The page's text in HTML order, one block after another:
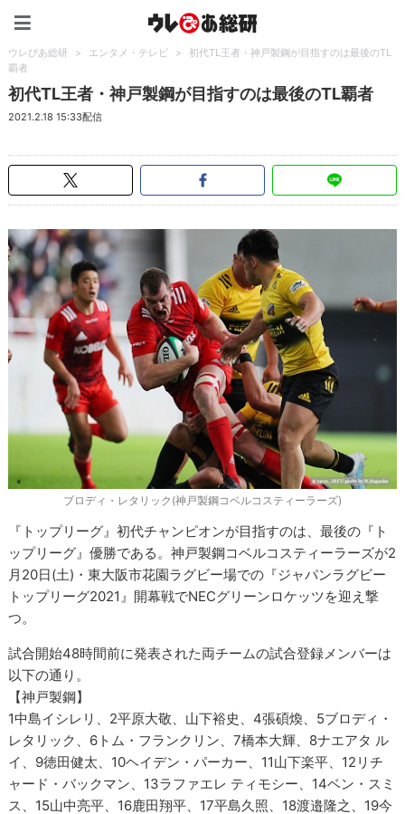
ウレぴあ総研 > エンタメ・テレビ >
初代TL王者・神戸製鋼が目指すのは最後のTL
覇者
初代TL王者・神戸製鋼が目指すのは最後のTL覇者
2021.2.18 15:33配信
ブロディ・レタリック(神戸製鋼コベルコスティーラーズ)
『トップリーグ』初代チャンピオンが目指すのは、最後の『ト
ップリーグ』優勝である。神戸製鋼コベルコスティーラーズが2
月20日(土)・東大阪市花園ラグビー場での『ジャパンラグビー
トップリーグ2021』開幕戦でNECグリーンロケッツを迎え撃
つ。
試合開始48時間前に発表された両チームの試合登録メンバーは
以下の通り。
【神戸製鋼】
1中島イシレリ、2平原大敬、山下裕史、4張碩煥、5ブロディ・
レタリック、6トム・フランクリン、7橋本大輝、8ナエアタ ル
イ、9徳田健太、10ヘイデン・パーカー、11山下楽平、12リチ
ャード・バックマン、13ラファエレ ティモシー、14ベン・スミ
ス、15山中亮平、16鹿田翔平、17平島久照、18渡邉隆之、19今